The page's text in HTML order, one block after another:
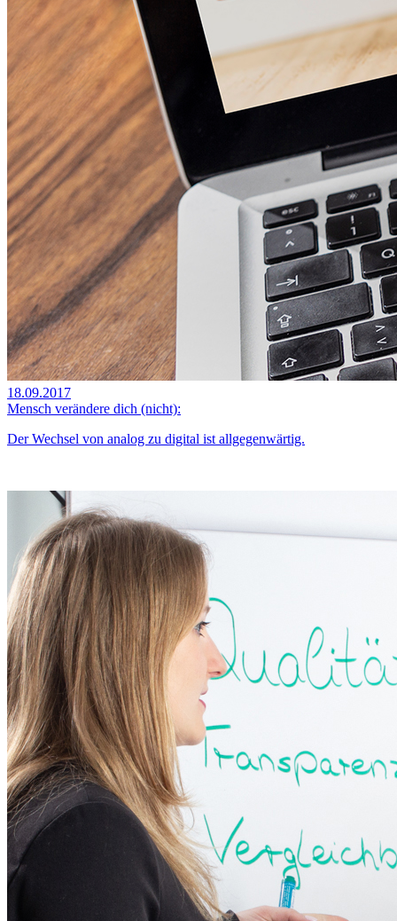
18.09.2017
Mensch verändere dich (nicht):
Der Wechsel von analog zu digital ist allgegenwärtig.